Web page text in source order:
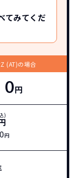
てみてくだ
(AT)の場合
0円
)
円